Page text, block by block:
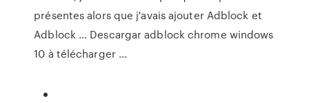
présentes alors que j'avais ajouter Adblock et
Adblock … Descargar adblock chrome windows
10 à télécharger ...